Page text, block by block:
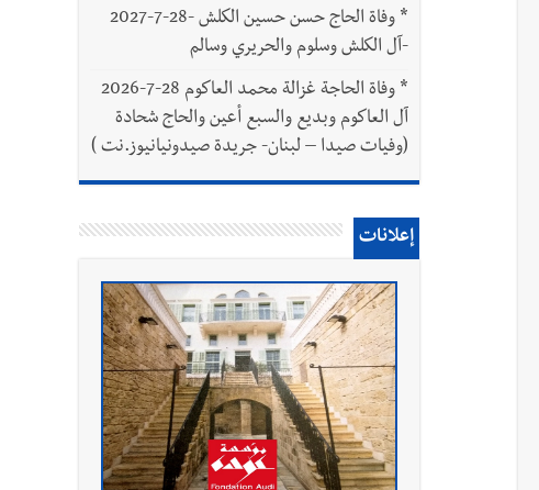
*
وفاة الحاج حسن حسين الكلش -28-7-2027
-آل الكلش وسلوم والحريري وسالم
*
وفاة الحاجة غزالة محمد العاكوم 28-7-2026
آل العاكوم وبديع والسبع أعين والحاج شحادة
(وفيات صيدا – لبنان- جريدة صيدونيانيوز.نت )
إعلانات